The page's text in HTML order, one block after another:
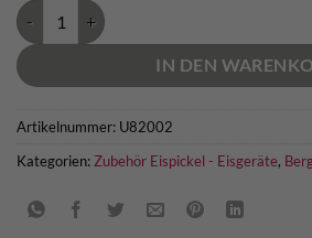
Petzl Linkin Eispickel Handschlaufe Menge
IN DEN
Artikelnummer: U82002
Kategorien:Zubehör Eispickel - Eisgeräte,